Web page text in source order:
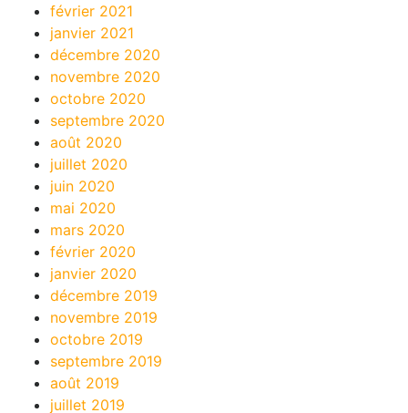
février 2021
janvier 2021
décembre 2020
novembre 2020
octobre 2020
septembre 2020
août 2020
juillet 2020
juin 2020
mai 2020
mars 2020
février 2020
janvier 2020
décembre 2019
novembre 2019
octobre 2019
septembre 2019
août 2019
juillet 2019